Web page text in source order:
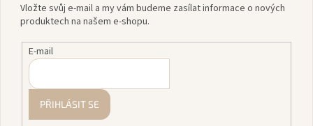
Vložte svůj e-mail a my vám budeme zasílat informace o nových
produktech na našem e-shopu.
E-mail
PŘIHLÁSIT SE